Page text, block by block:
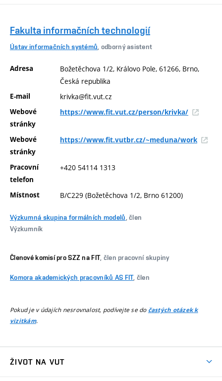
Fakulta informačních technologií
Ústav informačních systémů , odborný asistent
Adresa
Božetěchova 1/2, Královo Pole, 61266, Brno,
Česká republika
E-mail krivka@fit.vut.cz
Webové
stránky
https://www.fit.vut.cz/person/krivka/
Webové
stránky
https://www.fit.vutbr.cz/~meduna/work
Pracovní
telefon
+420 54114 1313
Místnost B/C229 (Božetěchova 1/2, Brno 61200)
Výzkumná skupina formálních modelů , člen
Výzkumník
Členové komisí pro SZZ na FIT, člen pracovní skupiny
Komora akademických pracovníků AS FIT, člen
Pokud je v údajích nesrovnalost, podívejte se do častých otázek k
vizitkám.
ŽIVOT NA VUT